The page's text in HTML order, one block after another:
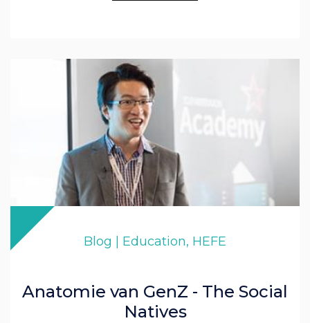
Blog | Education, HEFE
Anatomie van GenZ - The Social
Natives